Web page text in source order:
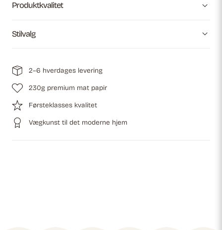
Produktkvalitet
Stilvalg
2–6 hverdages levering
230g premium mat papir
Førsteklasses kvalitet
Vægkunst til det moderne hjem